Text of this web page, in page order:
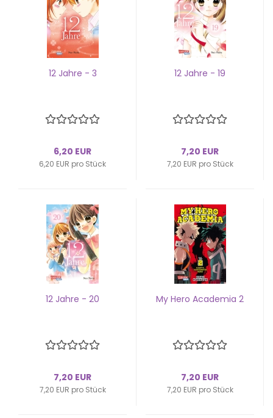
12 Jahre - 3
6,20 EUR
6,20 EUR pro Stück
12 Jahre - 19
7,20 EUR
7,20 EUR pro Stück
12 Jahre - 20
7,20 EUR
7,20 EUR pro Stück
My Hero Aca­de­mia 2
7,20 EUR
7,20 EUR pro Stück